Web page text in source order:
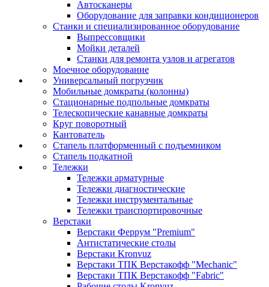
Автосканеры
Оборудование для заправки кондиционеров
Станки и специализированное оборудование
Выпрессовщики
Мойки деталей
Станки для ремонта узлов и агрегатов
Моечное оборудование
Универсальный погрузчик
Мобильные домкраты (колонны)
Стационарные подпольные домкраты
Телескопические канавные домкраты
Круг поворотный
Кантователь
Стапель платформенный с подъемником
Стапель подкатной
Тележки
Тележки арматурные
Тележки диагностические
Тележки инструментальные
Тележки транспортировочные
Верстаки
Верстаки Феррум "Premium"
Антистатические столы
Верстаки Kronvuz
Верстаки ТПК Верстакофф "Mechanic"
Верстаки ТПК Верстакофф "Fabric"